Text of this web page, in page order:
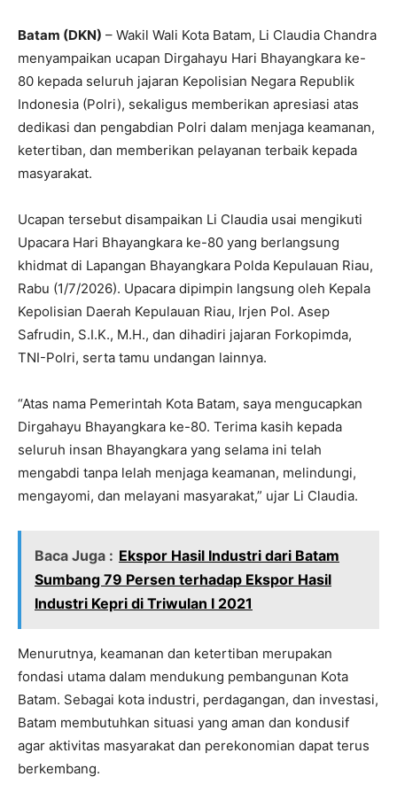
Batam (DKN) – Wakil Wali Kota Batam, Li Claudia Chandra
menyampaikan ucapan Dirgahayu Hari Bhayangkara ke-
80 kepada seluruh jajaran Kepolisian Negara Republik
Indonesia (Polri), sekaligus memberikan apresiasi atas
dedikasi dan pengabdian Polri dalam menjaga keamanan,
ketertiban, dan memberikan pelayanan terbaik kepada
masyarakat.
Ucapan tersebut disampaikan Li Claudia usai mengikuti
Upacara Hari Bhayangkara ke-80 yang berlangsung
khidmat di Lapangan Bhayangkara Polda Kepulauan Riau,
Rabu (1/7/2026). Upacara dipimpin langsung oleh Kepala
Kepolisian Daerah Kepulauan Riau, Irjen Pol. Asep
Safrudin, S.I.K., M.H., dan dihadiri jajaran Forkopimda,
TNI-Polri, serta tamu undangan lainnya.
“Atas nama Pemerintah Kota Batam, saya mengucapkan
Dirgahayu Bhayangkara ke-80. Terima kasih kepada
seluruh insan Bhayangkara yang selama ini telah
mengabdi tanpa lelah menjaga keamanan, melindungi,
mengayomi, dan melayani masyarakat,” ujar Li Claudia.
Baca Juga : Ekspor Hasil Industri dari Batam
Sumbang 79 Persen terhadap Ekspor Hasil
Industri Kepri di Triwulan I 2021
Menurutnya, keamanan dan ketertiban merupakan
fondasi utama dalam mendukung pembangunan Kota
Batam. Sebagai kota industri, perdagangan, dan investasi,
Batam membutuhkan situasi yang aman dan kondusif
agar aktivitas masyarakat dan perekonomian dapat terus
berkembang.